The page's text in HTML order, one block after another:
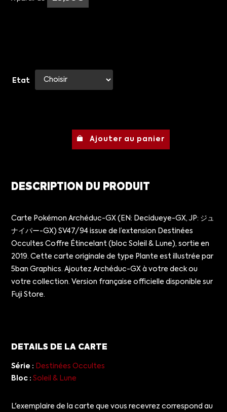
Etat
Ajouter au panier
DESCRIPTION DU PRODUIT
Carte Pokémon Archéduc-GX (EN: Decidueye-GX, JP: ジュ
ナイパー-GX) SV47/94 issue de l’extension Destinées
Occultes Coffre Étincelant (bloc Soleil & Lune), sortie en
2019. Cette carte originale de type Plante est illustrée par
5ban Graphics. Ajoutez Archéduc-GX à votre deck ou
votre collection. Version française officielle disponible sur
Fuji Store.
DETAILS DE LA CARTE
Série : Destinées Occultes
Bloc : Soleil & Lune
L'exemplaire de la carte que vous recevrez correspond au